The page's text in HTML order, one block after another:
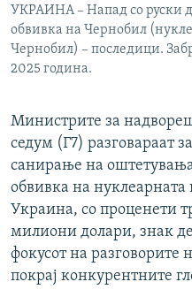
УКРАИНА – Напад со руски
обвивка на Чернобил
Чернобил) – последици.
2025 година.
Министрите за
седум (Г7) разговараат
санирање на
обвивка на
Украина, со проценети
милиони долари, знак
фокусот на разговорите
покрај конкурентните